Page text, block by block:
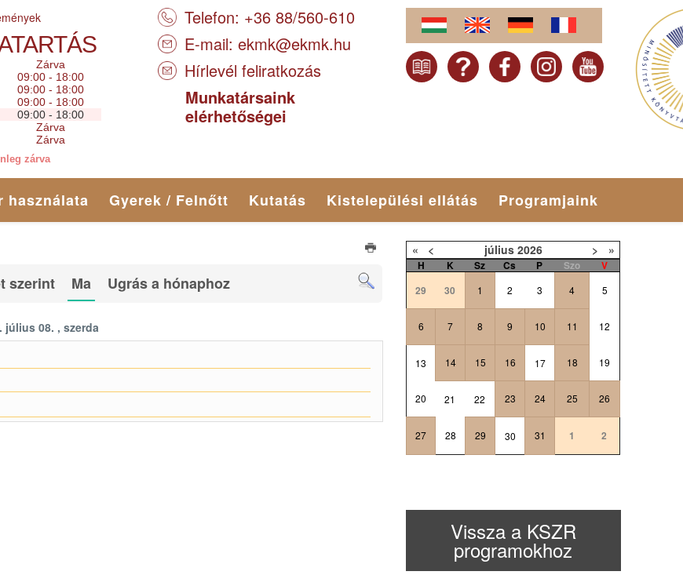
Zárva
09:00 - 18:00
09:00 - 18:00
09:00 - 18:00
09:00 - 18:00
Zárva
Zárva
zárva
Telefon: +36 88/560-610
E-mail: ekmk@ekmk.hu
Hírlevél feliratkozás
Munkatársaink
elérhetőségei
használata Gyerek / Felnőtt Kutatás Kistelepülési ellátás Programjaink
szerint Ma Ugrás a hónaphoz
július 08. , szerda
« < július 2026 > »
H K Sz Cs P Szo
V
29
30 1 2 3 4 5
6 7 8 9 10 11 12
13 14 15 16 17 18 19
20 21 22 23 24 25 26
27 28 29 30 31 1 2
Vissza a KSZR
programokhoz